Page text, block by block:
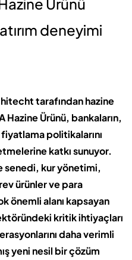
deneyimi
tarafından hazine
Ürünü, bankaların,
politikalarını
katkı sunuyor.
senedi, kur yönetimi,
ürünler ve para
önemli alanı kapsayan
kritik ihtiyaçları
daha verimli
yeni nesil bir çözüm